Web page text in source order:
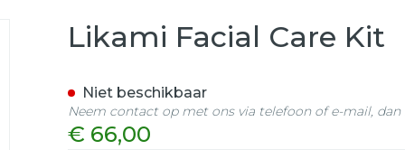
Likami Facial Care Kit
€ 66,00
Niet beschikbaar
Neem contact op met ons via telefoon of e-mail,